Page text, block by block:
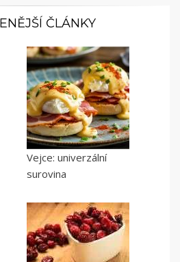
ČLÁNKY
Vejce: univerzální
surovina